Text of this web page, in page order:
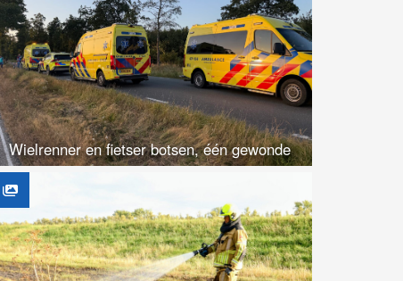
Wielrenner en fietser botsen, één gewonde